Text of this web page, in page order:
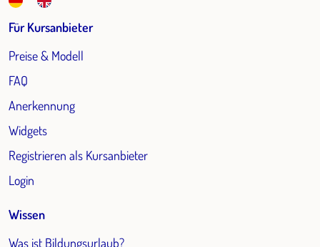
Für Kursanbieter
Preise & Modell
FAQ
Anerkennung
Widgets
Registrieren als Kursanbieter
Login
Wissen
Was ist Bildungsurlaub?